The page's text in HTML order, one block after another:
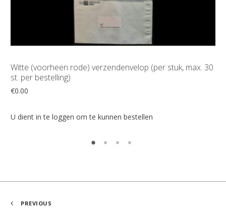
Add to Cart
Witte (voorheen rode) verzendenvelop (per stuk, max. 30
st. per bestelling)
€0.00
U dient in te loggen om te kunnen bestellen
PREVIOUS